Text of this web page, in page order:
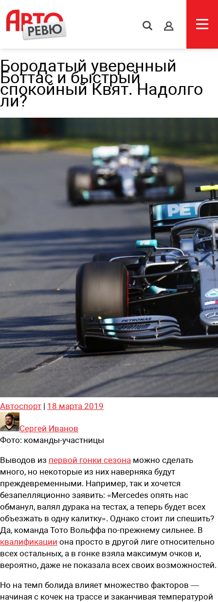
s
Бородатый уверенный
Боттас и быстрый
спокойный Квят. Надолго
ли?
Автоспорт | 18 марта 2019
Сергей Иванов
Фото: команды-участницы
Выводов из первой гонки сезона можно сделать
много, но некоторые из них наверняка будут
преждевременными. Например, так и хочется
безапелляционно заявить: «Mercedes опять нас
обманул, валял дурака на тестах, а теперь будет всех
объезжать в одну калитку». Однако стоит ли спешить?
Да, команда Тото Вольффа по-прежнему сильнее. В
квалификации она просто в другой лиге относительно
всех остальных, а в гонке взяла максимум очков и,
вероятно, даже не показала всех своих возможностей.
Но на темп болида влияет множество факторов —
начиная с кочек на трассе и заканчивая температурой